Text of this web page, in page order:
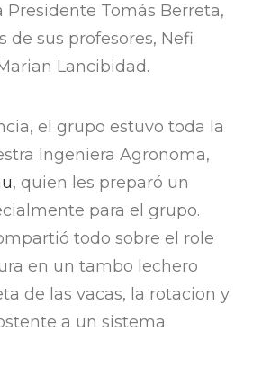
Tomás Berreta,
de sus profesores, Nefi
Lancibidad.
el grupo estuvo toda la
Ingeniera Agronoma,
, quien les preparó un
para el grupo.
todo sobre el role
en un tambo lechero
de las vacas, la rotacion y
a un sistema